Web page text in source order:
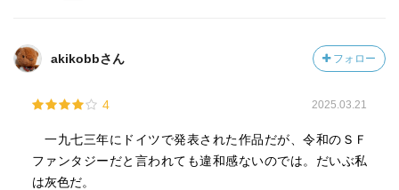
akikobbさん フォロー
4 2025.03.21
一九七三年にドイツで発表された作品だが、令和のＳＦ
ファンタジーだと言われても違和感ないのでは。だいぶ私
は灰色だ。